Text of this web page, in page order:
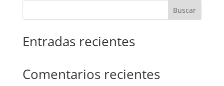
Buscar
Entradas recientes
Comentarios recientes